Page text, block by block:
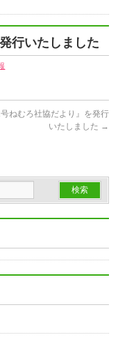
行いたしました
号ねむろ社協だより』を発行
いたしました →